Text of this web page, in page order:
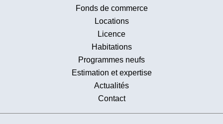
Fonds de commerce
Locations
Licence
Habitations
Programmes neufs
Estimation et expertise
Actualités
Contact